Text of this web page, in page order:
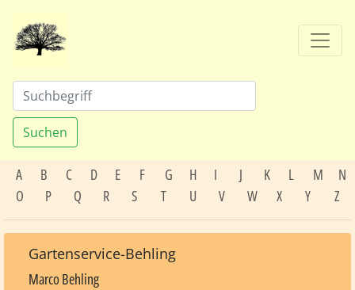
Suchen
A B C D E F G H I J K L M
N
O
P Q R S T U V W X Y Z
Gartenservice-Behling
Marco Behling